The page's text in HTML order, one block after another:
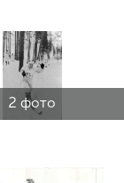
2 фото